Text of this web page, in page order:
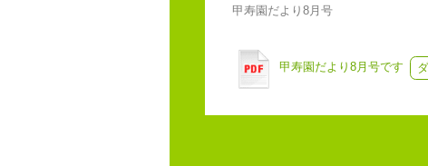
甲寿園だより8月号
甲寿園だより8月号です